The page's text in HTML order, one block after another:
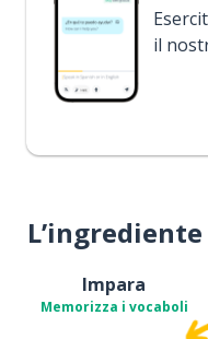
il
Impara
Memorizza i vocaboli